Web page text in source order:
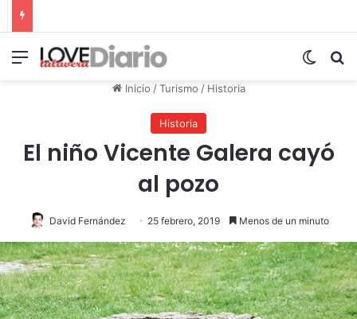
Menú
Inicio / Turismo / Historia
Historia
El niño Vicente Galera cayó
al pozo
David Fernández 25 febrero, 2019 Menos de un minuto